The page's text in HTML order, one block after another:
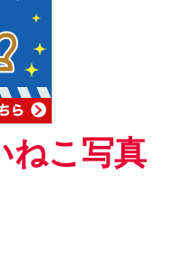
ねこ写真